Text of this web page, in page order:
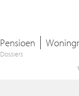
Pensioen
Dossiers